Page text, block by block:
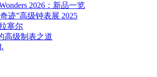
2026：新品一览
迹”高级钟表展 2025
塞尔
高级制表之道